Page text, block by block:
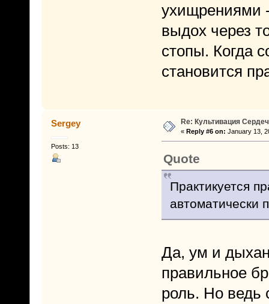
ухищрениями
выдох через
стопы. Когда
становится
Sergey
Posts: 13
Re: Культивация
« Reply #6 on: January 13,
Quote
Практикуется
автоматически
Да, ум и
правильное
роль. Но ведь